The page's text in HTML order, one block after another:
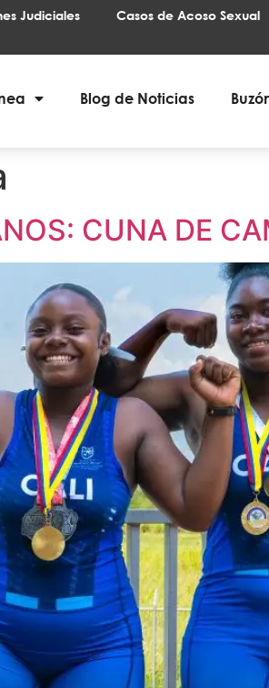
Judiciales Casos de Acoso Sexual
Blog de Noticias
CUNA DE